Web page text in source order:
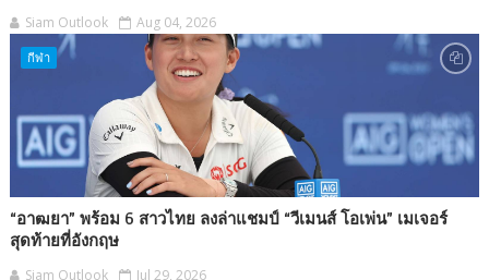
Siam Outlook Aug 04, 2026
กีฬา
“อาฒยา” พร้อม 6 สาวไทย ลงล่าแชมป์ “วีเมนส์ โอเพ่น” เมเจอร์
สุดท้ายที่อังกฤษ
Siam Outlook Jul 29, 2026